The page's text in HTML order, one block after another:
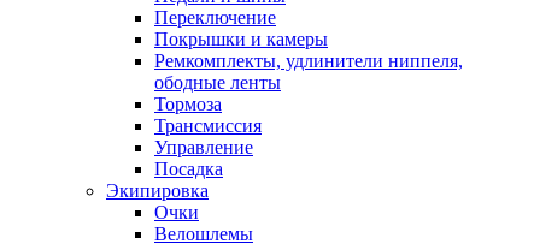
Переключение
Покрышки и камеры
Ремкомплекты, удлинители ниппеля,
ободные ленты
Тормоза
Трансмиссия
Управление
Посадка
Экипировка
Очки
Велошлемы